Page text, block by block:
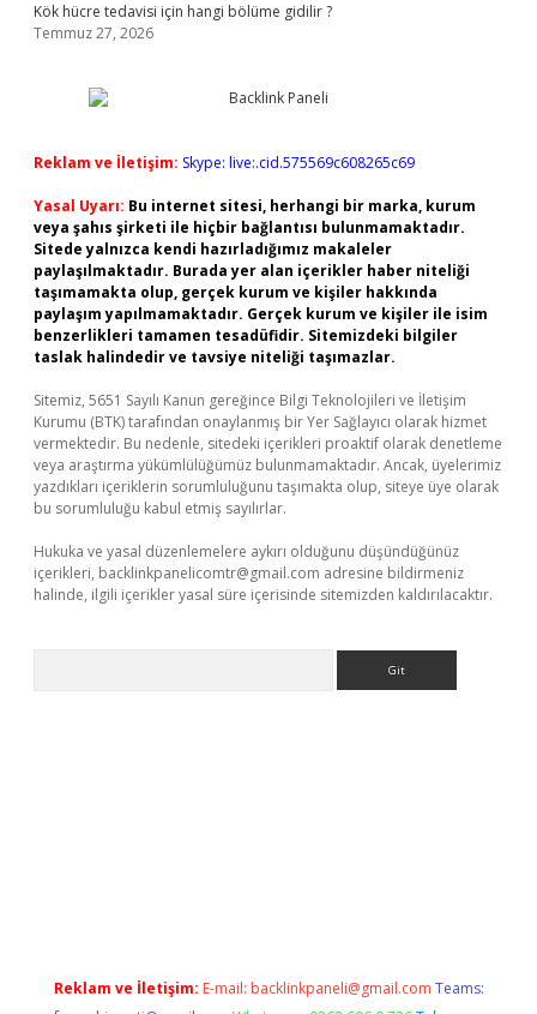
Kök hücre tedavisi için hangi bölüme gidilir ?
Temmuz 27, 2026
Reklam ve İletişim: Skype: live:.cid.575569c608265c69
Yasal Uyarı: Bu internet sitesi, herhangi bir marka, kurum
veya şahıs şirketi ile hiçbir bağlantısı bulunmamaktadır.
Sitede yalnızca kendi hazırladığımız makaleler
paylaşılmaktadır. Burada yer alan içerikler haber niteliği
taşımamakta olup, gerçek kurum ve kişiler hakkında
paylaşım yapılmamaktadır. Gerçek kurum ve kişiler ile isim
benzerlikleri tamamen tesadüfidir. Sitemizdeki bilgiler
taslak halindedir ve tavsiye niteliği taşımazlar.
Sitemiz, 5651 Sayılı Kanun gereğince Bilgi Teknolojileri ve İletişim
Kurumu (BTK) tarafından onaylanmış bir Yer Sağlayıcı olarak hizmet
vermektedir. Bu nedenle, sitedeki içerikleri proaktif olarak denetleme
veya araştırma yükümlülüğümüz bulunmamaktadır. Ancak, üyelerimiz
yazdıkları içeriklerin sorumluluğunu taşımakta olup, siteye üye olarak
bu sorumluluğu kabul etmiş sayılırlar.
Hukuka ve yasal düzenlemelere aykırı olduğunu düşündüğünüz
içerikleri, backlinkpanelicomtr@gmail.com adresine bildirmeniz
halinde, ilgili içerikler yasal süre içerisinde sitemizden kaldırılacaktır.
Reklam ve İletişim: E-mail: backlinkpaneli@gmail.com Teams: